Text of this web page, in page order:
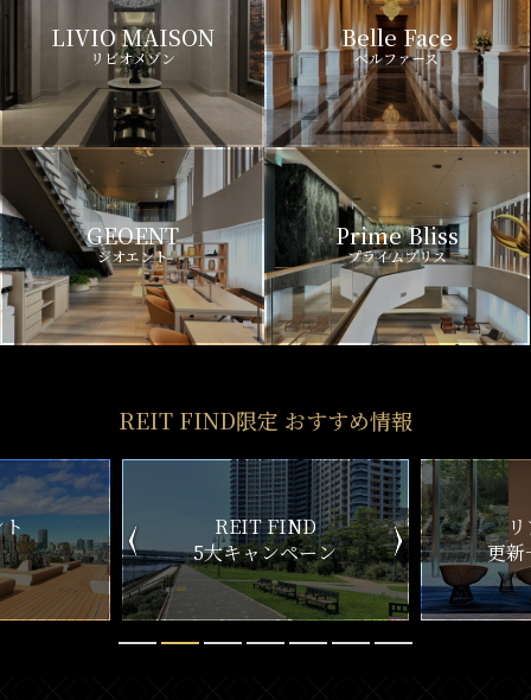
LIVIO MAISON
リビオメゾン
Belle Face
ベルファース
GEOENT
ジオエント
Prime Bliss
プライムブリス
REIT FIND限定 おすすめ情報
ン
リアルタイム
更新一覧チェック
新